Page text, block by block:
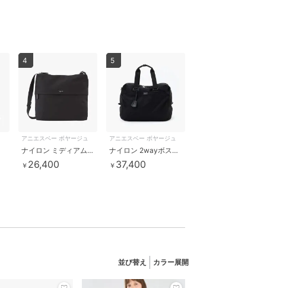
アニエスベー ボヤージュ
ナイロン ミディアム ショルダーバッグ ”Cecile” NS24-04
￥ 26,400
4
アニエスベー ボヤージュ
ナイロン 2wayボストンバッグ ”My bag” RAT01-02
￥ 37,400
5
並び替え カラー展開